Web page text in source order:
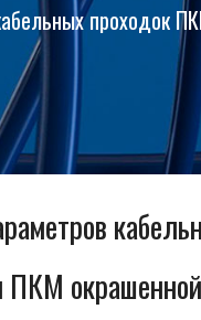
проходок
ПКМ